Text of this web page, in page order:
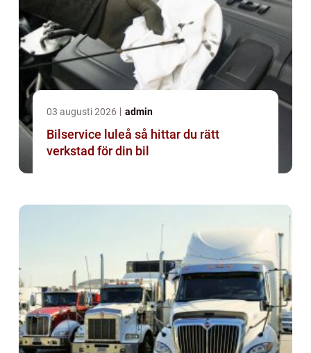
03 augusti 2026 admin
Bilservice luleå så hittar du rätt
verkstad för din bil